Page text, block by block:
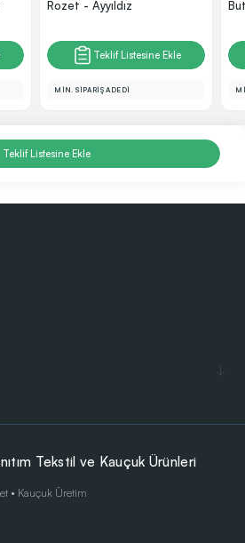
Rozet - Ayyıldız
Teklif Listesine Ekle
MİN. SİPARİŞ ADEDİ
Teklif Listesine Ekle
Tekstil ve Kauçuk Ürünleri
• Kauçuk Üretim